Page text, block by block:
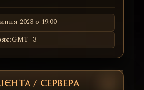
2023 о 19:00
GMT -3
/ СЕРВЕРА